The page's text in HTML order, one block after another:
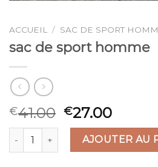
ACCUEIL / SAC DE SPORT
sac de sport homme
€41.00 €27.00
quantité de sac de sport homme
AJOUTER AU